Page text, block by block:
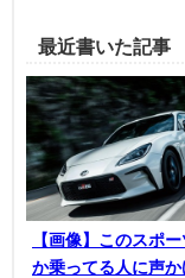
最近書いた記事
【画像】このスポ
か乗ってる人に声